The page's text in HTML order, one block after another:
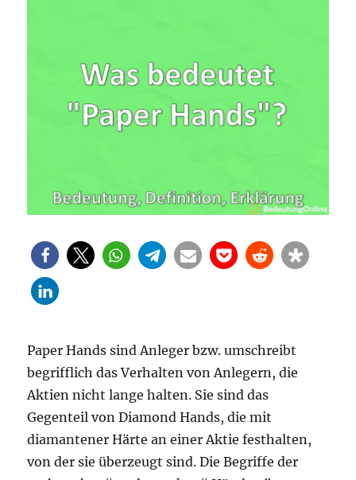
Paper Hands sind Anleger bzw. umschreibt
begrifflich das Verhalten von Anlegern, die
Aktien nicht lange halten. Sie sind das
Gegenteil von Diamond Hands, die mit
diamantener Härte an einer Aktie festhalten,
von der sie überzeugt sind. Die Begriffe der